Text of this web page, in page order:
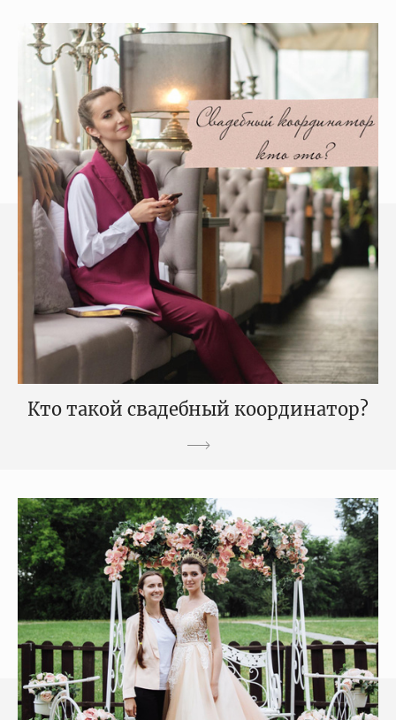
Кто такой свадебный координатор?